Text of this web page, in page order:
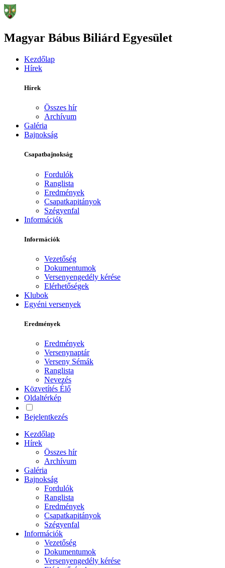
Magyar Bábus Biliárd Egyesület
Kezdőlap
Hírek
Hírek
Összes hír
Archívum
Galéria
Bajnokság
Csapatbajnokság
Fordulók
Ranglista
Eredmények
Csapatkapitányok
Szégyenfal
Információk
Információk
Vezetőség
Dokumentumok
Versenyengedély kérése
Elérhetőségek
Klubok
Egyéni versenyek
Eredmények
Eredmények
Versenynaptár
Verseny Sémák
Ranglista
Nevezés
Közvetítés Élő
Oldaltérkép
Bejelentkezés
Kezdőlap
Hírek
Összes hír
Archívum
Galéria
Bajnokság
Fordulók
Ranglista
Eredmények
Csapatkapitányok
Szégyenfal
Információk
Vezetőség
Dokumentumok
Versenyengedély kérése